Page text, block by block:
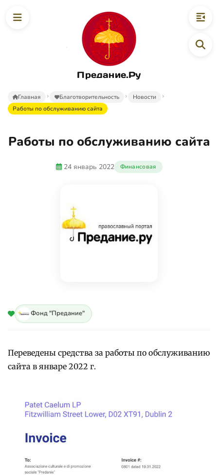
Предание.Ру
Главная Благотворительность
Новости
Работы по обслуживанию сайта
Работы по обслуживанию сайта
24 январь 2022 Финансовая
Фонд "Предание"
Переведены средства за работы по обслуживанию
сайта в январе 2022 г.